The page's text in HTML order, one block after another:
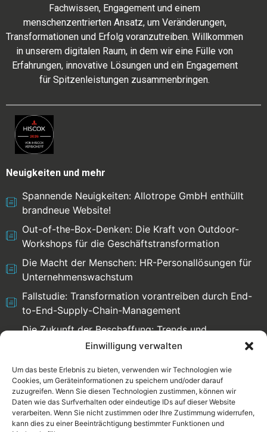
Einwilligung verwalten
Um das beste Erlebnis zu bieten, verwenden wir Technologien wie
Cookies, um Geräteinformationen zu speichern und/oder darauf
zuzugreifen. Wenn Sie diesen Technologien zustimmen, können wir
Daten wie das Surfverhalten oder eindeutige IDs auf dieser Website
verarbeiten. Wenn Sie nicht zustimmen oder Ihre Zustimmung widerrufen,
kann dies zu einer Beeinträchtigung bestimmter Funktionen und
Fachwissen, Engagement und einem
menschenzentrierten Ansatz, um Veränderungen,
Transformationen und Erfolg voranzutreiben. Willkommen
in unserem digitalen Raum, in dem wir eine Fülle von
Erfahrungen, innovative Lösungen und ein Engagement
für Spitzenleistungen zusammenbringen.
Neuigkeiten und mehr
Spannende Neuigkeiten: Allotrope GmbH enthüllt
brandneue Website!
Out-of-the-Box-Denken: Die Kraft von Outdoor-
Workshops für die Geschäftstransformation
Die Macht der Menschen: HR-Personallösungen für
Unternehmenswachstum
Fallstudie: Transformation vorantreiben durch End-
to-End-Supply-Chain-Management
Die Zukunft der Beschaffung: Trends und
Herausforderungen
Select language:
English Deutsch